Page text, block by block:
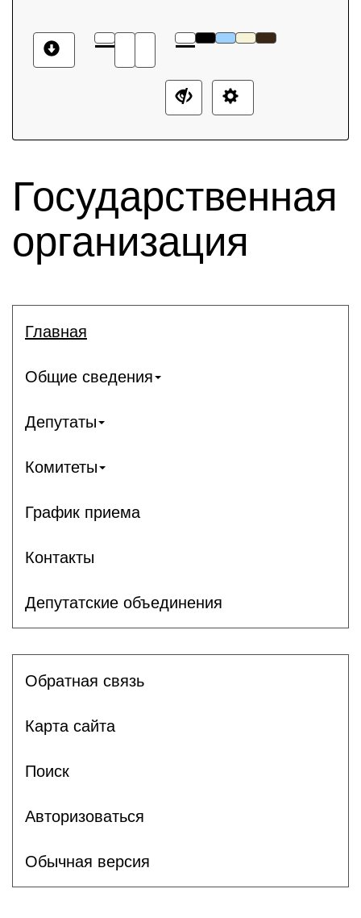
Государственная
организация
Главная
Общие сведения
Депутаты
Комитеты
График приема
Контакты
Депутатские объединения
Обратная связь
Карта сайта
Поиск
Авторизоваться
Обычная версия